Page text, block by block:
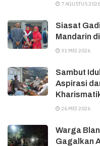
7 AGUSTUS 2026
Siasat
Mandarin
31 MEI 2026
Sambut
Aspirasi
26 MEI 2026
Warga
Gagalkan